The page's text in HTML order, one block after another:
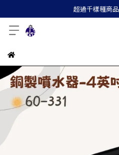
超過千樣種商